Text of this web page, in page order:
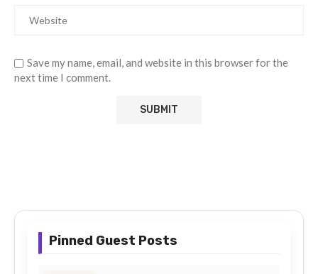
Save my name, email, and website in this browser for the
next time I comment.
Pinned Guest Posts